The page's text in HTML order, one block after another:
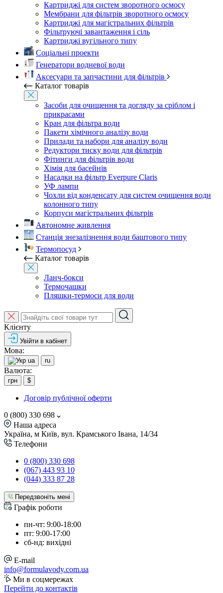
Картриджі для систем зворотного осмосу
Мембрани для фільтрів зворотного осмосу
Картриджі для магістральних фільтрів
Фільтруючі завантаження і сіль
Картриджі вугільного типу
Соціальні проекти
Генератори водневої води
Аксесуари та запчастини для фільтрів
Каталог товарів
Засоби для очищення та догляду за сріблом і
прикрасами
Кран для фільтра води
Пакети хімічного аналізу води
Прилади та набори для аналізу води
Редуктори тиску води для фільтрів
Фітинги для фільтрів води
Хімія для басейнів
Насадки на фільтр Everpure Claris
УФ лампи
Чохли від конденсату для систем очищення води
колонного типу
Корпуси магістральних фільтрів
Автономне живлення
Станція знезалізнення води баштового типу
Термопосуд
Каталог товарів
Ланч-бокси
Термочашки
Пляшки-термоси для води
Клієнту
Увійти в кабінет
Мова:
ua ru
Валюта:
грн $
Договір публічної оферти
0 (800) 330 698
Наша адреса
Україна, м Київ, вул. Крамського Івана, 14/34
Телефони
0 (800) 330 698
(067) 443 93 10
(044) 333 87 28
Передзвоніть мені
Графік роботи
пн-чт: 9:00-18:00
пт: 9:00-17:00
сб-нд: вихідні
E-mail
info@formulavody.com.ua
Ми в соцмережах
Перейти до контактів